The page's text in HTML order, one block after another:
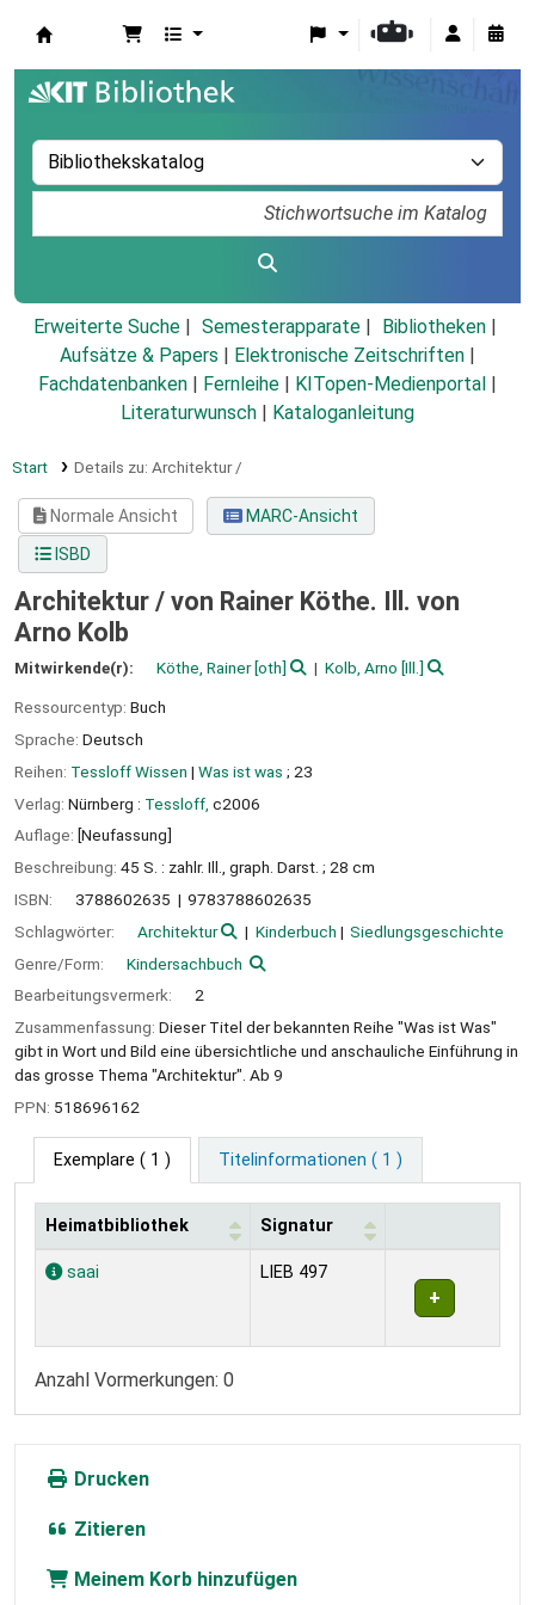
Erweiterte Suche Semesterapparate
Bibliotheken
Aufsätze & Papers
Elektronische Zeitschriften
Fachdatenbanken
Fernleihe KITopen-Medienportal
Literaturwunsch
Kataloganleitung
Start Details zu: Architektur /
Normale Ansicht
MARC-Ansicht
ISBD
Architektur / von Rainer Köthe. Ill. von
Arno Kolb
Mitwirkende(r): Köthe, Rainer[oth] Kolb, Arno [Ill.]
Ressourcentyp: Buch
Sprache: Deutsch
Reihen: Tessloff Wissen | Was ist was ; 23
Verlag: Nürnberg : Tessloff, c2006
Auflage: [Neufassung]
Beschreibung: 45 S. : zahlr. Ill., graph. Darst. ; 28 cm
ISBN:
3788602635
9783788602635
Schlagwörter:
Architektur Kinderbuch
Siedlungsgeschichte
Genre/Form:
Kindersachbuch
Bearbeitungsvermerk:
2
Zusammenfassung: Dieser Titel der bekannten Reihe "Was ist Was"
gibt in Wort und Bild eine übersichtliche und anschauliche Einführung in
das grosse Thema "Architektur". Ab 9
PPN: 518696162
Exemplare ( 1 ) Titelinformationen ( 1 )
Exemplare
Heimatbibliothek Signatur
saai LIEB 497
Anzahl Vormerkungen: 0
Drucken
Zitieren
Meinem Korb hinzufügen